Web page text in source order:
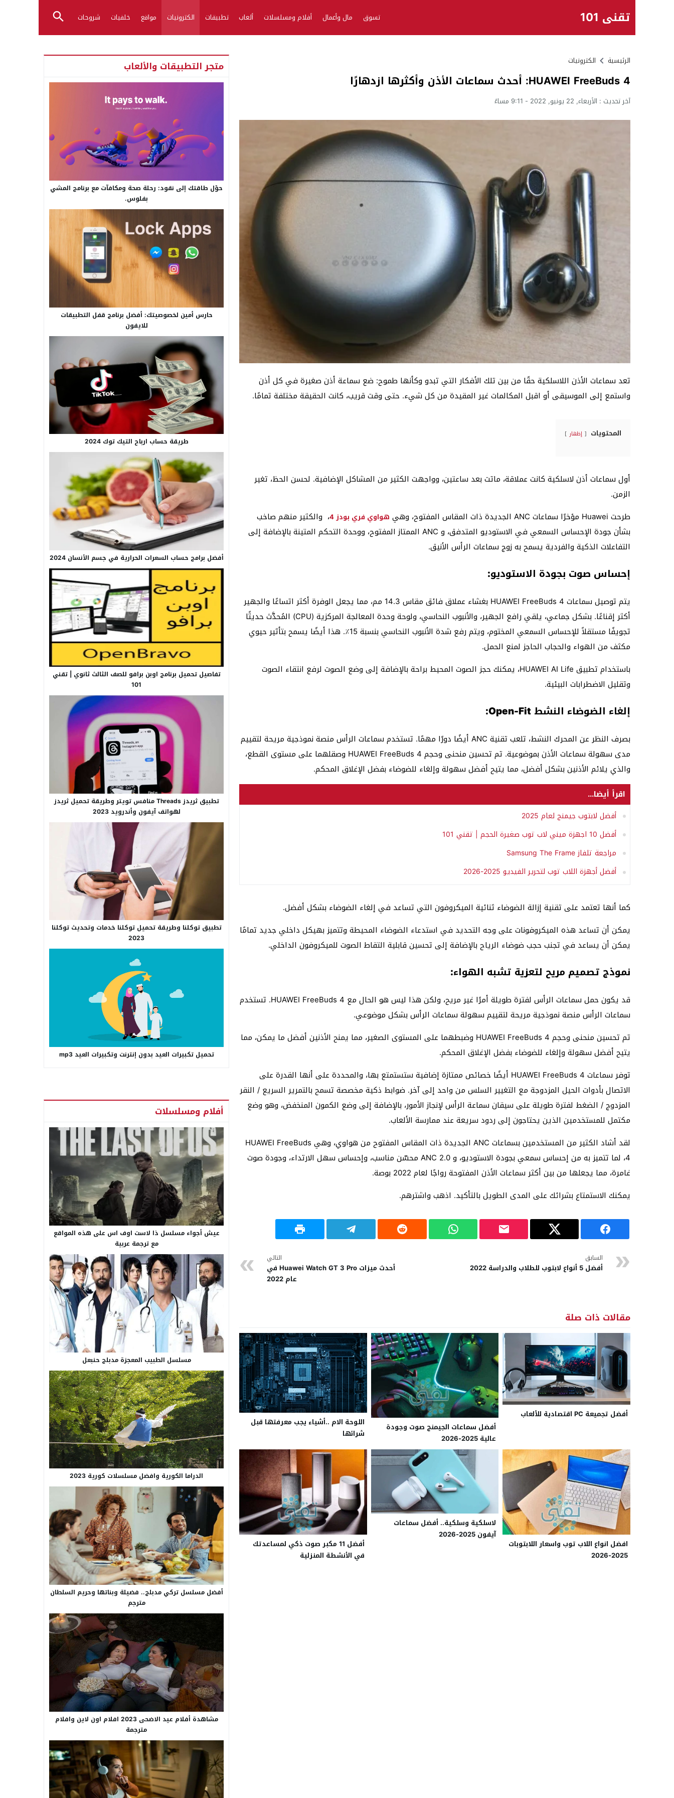
تقني 101 تسوق مال وأعمال أفلام ومسلسلات ألعاب تطبيقات الكترونيات مواقع خلفيات شروحات
الرئيسية الكترونيات
HUAWEI FreeBuds 4: أحدث سماعات الأذن وأكثرها ازدهارًا
آخر تحديث : الأربعاء, 22 يونيو, 2022 - 9:11 مساءً
تعد سماعات الأذن اللاسلكية حقًا من بين تلك الأفكار التي تبدو وكأنها طموح: ضع سماعة أذن صغيرة في كل أذن
واستمع إلى الموسيقى أو اقبل المكالمات غير المقيدة من كل شيء. حتى وقت قريب، كانت الحقيقة مختلفة تمامًا.
المحتويات إظهار
أول سماعات أذن لاسلكية كانت عملاقة، ماتت بعد ساعتين، وواجهت الكثير من المشاكل الإضافية. لحسن الحظ، تغير
الزمن.
طرحت Huawei مؤخرًا سماعات ANC الجديدة ذات المقاس المفتوح، وهي
هواوي فري بودز 4 ، والكثير منهم صاخب
بشأن جودة الإحساس السمعي في الاستوديو المتدفق، و ANC الممتاز المفتوح، ووحدة التحكم المتينة بالإضافة إلى
التفاعلات الذكية والفردية يسمح به زوج سماعات الرأس الأنيق.
إحساس صوت بجودة الاستوديو:
يتم توصيل سماعات HUAWEI FreeBuds 4 بغشاء عملاق فائق مقاس 14.3 مم، مما يجعل الوفرة أكثر اتساعًا والجهير
أكثر إقناعًا. بشكل جماعي، يلقي رافع الجهير، والأنبوب النحاسي، ولوحة وحدة المعالجة المركزية (CPU) المُحدَّث حديثًا
تجويفًا مستقلاً للإحساس السمعي المختوم، ويتم رفع شدة الأنبوب النحاسي بنسبة 15٪. هذا أيضًا يسمح بتأثير حيوي
مكثف من الهواء والحجاب الحاجز لمنع الحمل.
باستخدام تطبيق HUAWEI AI Life، يمكنك حجز الصوت المحيط براحة بالإضافة إلى وضع الصوت لرفع انتقاء الصوت
وتقليل الاضطرابات البيئية.
إلغاء الضوضاء النشط Open-Fit:
بصرف النظر عن المحرك النشط، تلعب تقنية ANC أيضًا دورًا مهمًا. تستخدم سماعات الرأس منصة نموذجية مريحة لتقييم
مدى سهولة سماعات الأذن بموضوعية. تم تحسين منحنى وحجم HUAWEI FreeBuds 4 وصقلهما على مستوى القطع،
والذي يلائم الأذنين بشكل أفضل، مما يتيح أفضل سهولة وإلغاء للضوضاء بفضل الإغلاق المحكم.
اقرأ أيضا...
أفضل لابتوب جيمنج لعام 2025
أفضل 10 اجهزة ميني لاب توب صغيرة الحجم | تقني 101
مراجعة تلفاز Samsung The Frame
أفضل أجهزة اللاب توب لتحرير الفيديو 2025-2026
كما أنها تعتمد على تقنية إزالة الضوضاء ثنائية الميكروفون التي تساعد في إلغاء الضوضاء بشكل أفضل.
يمكن أن تساعد هذه الميكروفونات على وجه التحديد في استدعاء الضوضاء المحيطة وتتميز بهيكل داخلي جديد تمامًا
يمكن أن يساعد في تجنب حجب ضوضاء الرياح بالإضافة إلى تحسين قابلية التقاط الصوت للميكروفون الداخلي.
نموذج تصميم مريح لتعزية تشبه الهواء:
قد يكون حمل سماعات الرأس لفترة طويلة أمرًا غير مريح، ولكن هذا ليس هو الحال مع HUAWEI FreeBuds 4. تستخدم
سماعات الرأس منصة نموذجية مريحة لتقييم سهولة سماعات الرأس بشكل موضوعي.
تم تحسين منحنى وحجم HUAWEI FreeBuds 4 وضبطهما على المستوى الصغير، مما يمنح الأذنين أفضل ما يمكن، مما
يتيح أفضل سهولة وإلغاء للضوضاء بفضل الإغلاق المحكم.
توفر سماعات HUAWEI FreeBuds 4 أيضًا خصائص ممتازة إضافية ستستمتع بها، والمحددة على أنها القدرة على
الاتصال بأدوات الحيل المزدوجة مع التغيير السلس من واحد إلى آخر. ضوابط ذكية مخصصة تسمح بالتمرير السريع / النقر
المزدوج / الضغط لفترة طويلة على سيقان سماعة الرأس لإنجاز الأمور، بالإضافة إلى وضع الكمون المنخفض، وهو وضع
مكتمل للمستخدمين الذين يحتاجون إلى ردود سريعة عند ممارسة الألعاب.
لقد أشاد الكثير من المستخدمين بسماعات ANC الجديدة ذات المقاس المفتوح من هواوي، وهي HUAWEI FreeBuds
4، لما تتميز به من إحساس سمعي بجودة الاستوديو، و ANC 2.0 محسّن مناسب، وإحساس سهل الارتداء، وجودة صوت
غامرة، مما يجعلها من بين أكثر سماعات الأذن المفتوحة رواجًا لعام 2022 بوصة.
يمكنك الاستمتاع بشرائك على المدى الطويل بالتأكيد. اذهب واشترهم.
السابق
أفضل 5 أنواع لابتوب للطلاب والدراسة 2022
التالي
أحدث ميزات Huawei Watch GT 3 Pro في
عام 2022
مقالات ذات صلة
أفضل تجميعة PC اقتصادية للألعاب
أفضل سماعات الجيمنج صوت وجودة
عالية 2025-2026
اللوحة الام ..أشياء يجب معرفتها قبل
شرائها
افضل انواع اللاب توب واسعار اللابتوبات
2025-2026
لاسلكية وسلكية.. أفضل سماعات
آيفون 2025-2026
أفضل 11 مكبر صوت ذكي لمساعدتك
في الأنشطة المنزلية
متجر التطبيقات والألعاب
حوّل طاقتك إلى نقود: رحلة صحة ومكافآت مع برنامج المشي
بفلوس.
حارس أمين لخصوصيتك: أفضل برنامج قفل التطبيقات
للايفون
طريقة حساب ارباح التيك توك 2024
أفضل برامج حساب السعرات الحرارية في جسم الأنسان 2024
تفاصيل تحميل برنامج اوبن برافو للصف الثالث ثانوي | تقني
101
تطبيق ثريدز Threads منافس تويتر وطريقة تحميل ثريدز
لهواتف آيفون وأندرويد 2023
تطبيق توكلنا وطريقة تحميل توكلنا خدمات وتحديث توكلنا
2023
تحميل تكبيرات العيد بدون إنترنت وتكبيرات العيد mp3
أفلام ومسلسلات
عيش أجواء مسلسل ذا لاست اوف اس على هذه المواقع
مع ترجمة عربية
مسلسل الطبيب المعجزة مدبلج حنبعل
الدراما الكورية وافضل مسلسلات كورية 2023
أفضل مسلسل تركي مدبلج.. فضيلة وبناتها وحريم السلطان
مترجم
مشاهدة أفلام عيد الاضحى 2023 افلام اون لاين وافلام
مترجمة